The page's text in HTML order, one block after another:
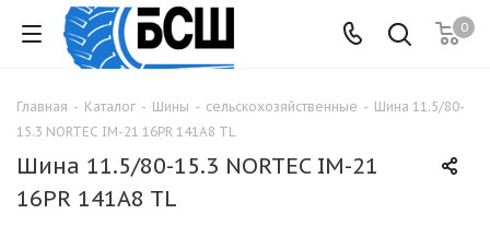
0
Главная - Каталог - Шины - сельскохозяйственные - Шина 11.5/80-
15.3 NORTEC IM-21 16PR 141A8 TL
Шина 11.5/80-15.3 NORTEC IM-21
16PR 141A8 TL